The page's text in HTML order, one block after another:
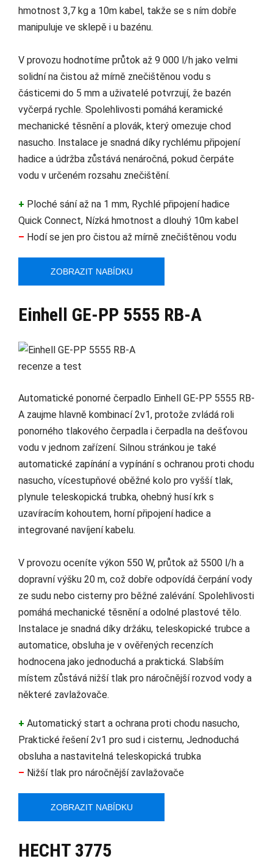
hmotnost 3,7 kg a 10m kabel, takže se s ním dobře
manipuluje ve sklepě i u bazénu.
V provozu hodnotíme průtok až 9 000 l/h jako velmi
solidní na čistou až mírně znečištěnou vodu s
částicemi do 5 mm a uživatelé potvrzují, že bazén
vyčerpá rychle. Spolehlivosti pomáhá keramické
mechanické těsnění a plovák, který omezuje chod
nasucho. Instalace je snadná díky rychlému připojení
hadice a údržba zůstává nenáročná, pokud čerpáte
vodu v určeném rozsahu znečištění.
+ Ploché sání až na 1 mm, Rychlé připojení hadice
Quick Connect, Nízká hmotnost a dlouhý 10m kabel
– Hodí se jen pro čistou až mírně znečištěnou vodu
ZOBRAZIT NABÍDKU
Einhell GE-PP 5555 RB-A
Automatické ponorné čerpadlo Einhell GE-PP 5555 RB-
A zaujme hlavně kombinací 2v1, protože zvládá roli
ponorného tlakového čerpadla i čerpadla na dešťovou
vodu v jednom zařízení. Silnou stránkou je také
automatické zapínání a vypínání s ochranou proti chodu
nasucho, vícestupňové oběžné kolo pro vyšší tlak,
plynule teleskopická trubka, ohebný husí krk s
uzavíracím kohoutem, horní připojení hadice a
integrované navíjení kabelu.
V provozu oceníte výkon 550 W, průtok až 5500 l/h a
dopravní výšku 20 m, což dobře odpovídá čerpání vody
ze sudu nebo cisterny pro běžné zalévání. Spolehlivosti
pomáhá mechanické těsnění a odolné plastové tělo.
Instalace je snadná díky držáku, teleskopické trubce a
automatice, obsluha je v ověřených recenzích
hodnocena jako jednoduchá a praktická. Slabším
místem zůstává nižší tlak pro náročnější rozvod vody a
některé zavlažovače.
+ Automatický start a ochrana proti chodu nasucho,
Praktické řešení 2v1 pro sud i cisternu, Jednoduchá
obsluha a nastavitelná teleskopická trubka
– Nižší tlak pro náročnější zavlažovače
ZOBRAZIT NABÍDKU
HECHT 3775